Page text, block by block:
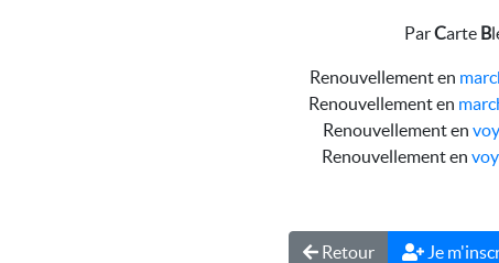
ParCarte B
Renouvellement en
Renouvellement en
Renouvellement en
Renouvellement en
Retour Je